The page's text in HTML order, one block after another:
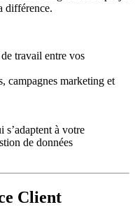
différence.
travail entre vos
campagnes marketing et
s’adaptent à votre
de données
Client